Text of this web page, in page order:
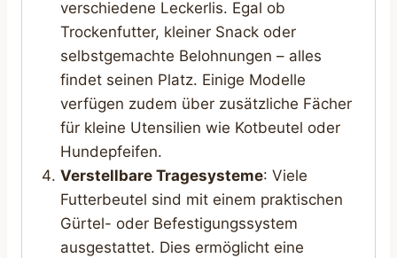
verschiedene Leckerlis. Egal ob
Trockenfutter, kleiner Snack oder
selbstgemachte Belohnungen – alles
findet seinen Platz. Einige Modelle
verfügen zudem über zusätzliche Fächer
für kleine Utensilien wie Kotbeutel oder
Hundepfeifen.
Verstellbare Tragesysteme: Viele
Futterbeutel sind mit einem praktischen
Gürtel- oder Befestigungssystem
ausgestattet. Dies ermöglicht eine